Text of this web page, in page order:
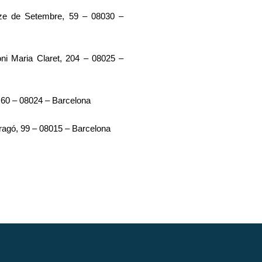
de Setembre, 59 – 08030 –
Maria Claret, 204 – 08025 –
– 08024 – Barcelona
99 – 08015 – Barcelona